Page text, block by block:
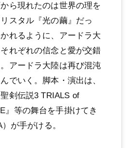
ら現れたのは世界の理を
スタル『光の繭』だっ
れるように、アードラ⼤
れぞれの信念と愛が交錯
アードラ⼤陸は再び混沌
でいく。脚本・演出は、
剣伝説3 TRIALS of
』等の舞台を⼿掛けてき
が⼿がける。